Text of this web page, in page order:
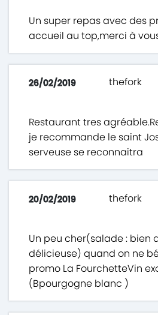
Un super repas avec des
accueil au top,merci à
26/02/2019 thefork
Restaurant tres
je recommande le saint
serveuse se reconnaitra
20/02/2019 thefork
Un peu cher(salade : bien
délicieuse) quand on ne
promo La FourchetteVin
(Bpourgogne blanc )